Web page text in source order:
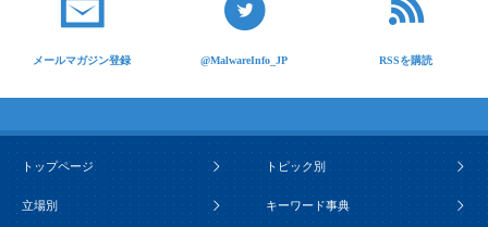
メールマガジン登録 @MalwareInfo_JP RSSを購読
トップページ トピック別
立場別 キーワード事典